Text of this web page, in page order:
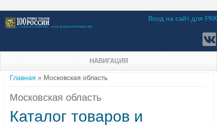
Вход на сайт для РКК
НАВИГАЦИЯ
Вы здесь
Главная » Московская область
Московская область
Каталог товаров и